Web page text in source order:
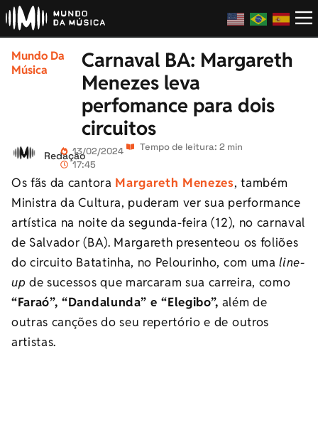
Mundo Da
Música
Carnaval BA: Margareth
Menezes leva
perfomance para dois
circuitos
Redação13/02/2024
17:45
Tempo de leitura: 2 min
Os fãs da cantora Margareth Menezes, também
Ministra da Cultura, puderam ver sua performance
artística na noite da segunda-feira (12), no carnaval
de Salvador (BA). Margareth presenteou os foliões
do circuito Batatinha, no Pelourinho, com uma line-
up de sucessos que marcaram sua carreira, como
“Faraó”, “Dandalunda” e “Elegibo”, além de
outras canções do seu repertório e de outros
artistas.